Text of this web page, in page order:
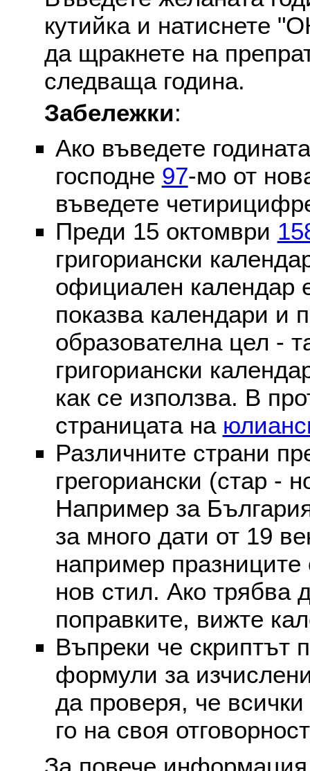
кутийка и натиснете
да щракнете на
следваща година.
Забележки:
Ако въведете
господне 97-мо от
въведете
Преди 15 октомври
григориански
официален календар
показва календари и
образователна цел -
григориански
как се използва. В
страницата на
Различните страни
грегориански (стар -
Например за
за много дати от 19
например празниците
нов стил. Ако трябва
поправките, вижте
Въпреки че скриптът
формули за
да проверя, че
го на своя